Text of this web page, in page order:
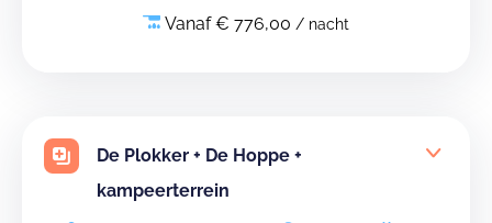
Vanaf € 776,00 / nacht
De Plokker + De Hoppe +
kampeerterrein